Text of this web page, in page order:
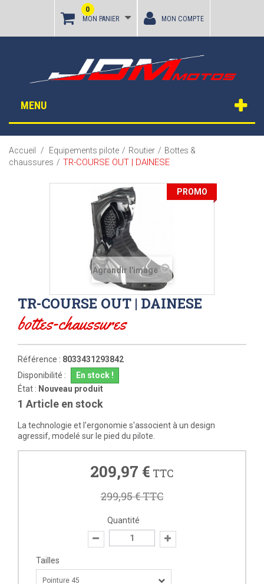
MON PANIER
0
MON COMPTE
MENU
Accueil / Equipements pilote / Routier / Bottes &
chaussures / TR-COURSE OUT | DAINESE
PROMO
Agrandir l'image
TR-COURSE OUT | DAINESE
bottes-chaussures
Référence : 8033431293842
Disponibilité :
En stock !
État : Nouveau produit
1 Article en stock
La technologie et l'ergonomie s'associent à un design
agressif, modelé sur le pied du pilote.
209,97 € TTC
299,95 €TTC
Quantité
Tailles
Pointure 45